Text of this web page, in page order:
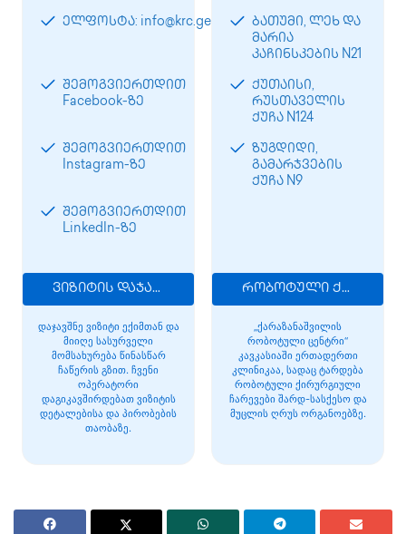
ელფოსტა: info@krc.ge
შემოგვიერთდით
Facebook-ზე
შემოგვიერთდით
Instagram-ზე
შემოგვიერთდით
LinkedIn-ზე
ვიზიტის დაჯავშნა
დაჯავშნე ვიზიტი ექიმთან და
მიიღე სასურველი
მომსახურება წინასწარ
ჩაწერის გზით. ჩვენი
ოპერატორი
დაგიკავშირდებათ ვიზიტის
დეტალებისა და პირობების
თაობაზე.
ბათუმი, ლეხ და
მარია
კაჩინსკების N21
ქუთაისი,
რუსთაველის
ქუჩა N124
ზუგდიდი,
გამარჯვების
ქუჩა N9
რობოტული ქირურგია
„ქარაზანაშვილის
რობოტული ცენტრი“
კავკასიაში ერთადერთი
კლინიკაა, სადაც ტარდება
რობოტული ქირურგიული
ჩარევები შარდ-სასქესო და
მუცლის ღრუს ორგანოებზე.